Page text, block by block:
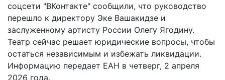
соцсети "ВКонтакте" сообщили, что руководство
перешло к директору Эке Вашакидзе и
заслуженному артисту России Олегу Ягодину.
Театр сейчас решает юридические вопросы, чтобы
остаться независимым и избежать ликвидации.
Информацию передает ЕАН в четверг, 2 апреля
2026 года.